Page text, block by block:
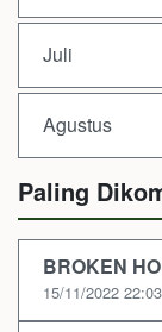
Juli
Agustus
Paling
BROKEN
15/11/2022